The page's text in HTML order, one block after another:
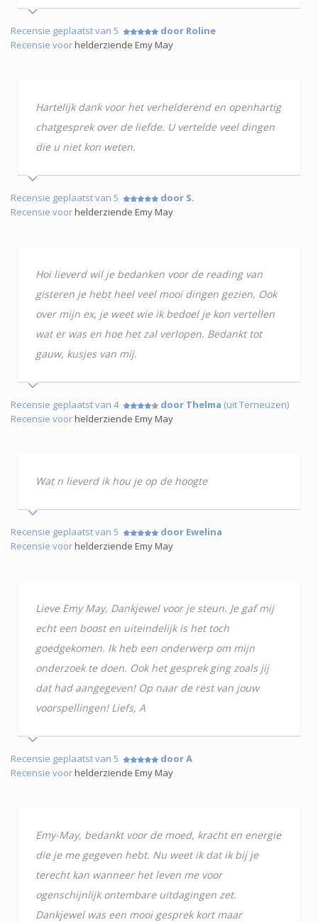
Recensie geplaatst van 5
door Roline
Recensie voorhelderziende Emy May
Hartelijk dank voor het verhelderend en openhartig
chatgesprek over de liefde. U vertelde veel dingen
die u niet kon weten.
Recensie geplaatst van 5
door S.
Recensie voorhelderziende Emy May
Hoi lieverd wil je bedanken voor de reading van
gisteren je hebt heel veel mooi dingen gezien, Ook
over mijn ex, je weet wie ik bedoel je kon vertellen
wat er was en hoe het zal verlopen. Bedankt tot
gauw, kusjes van mij.
Recensie geplaatst van 4 door Thelma (uit Terneuzen)
Recensie voorhelderziende Emy May
Wat n lieverd ik hou je op de hoogte
Recensie geplaatst van 5
door Ewelina
Recensie voorhelderziende Emy May
Lieve Emy May, Dankjewel voor je steun. Je gaf mij
echt een boost en uiteindelijk is het toch
goedgekomen. Ik heb een onderwerp om mijn
onderzoek te doen. Ook het gesprek ging zoals jij
dat had aangegeven! Op naar de rest van jouw
voorspellingen! Liefs, A
Recensie geplaatst van 5
door A
Recensie voorhelderziende Emy May
Emy-May, bedankt voor de moed, kracht en energie
die je me gegeven hebt. Nu weet ik dat ik bij je
terecht kan wanneer het leven me voor
ogenschijnlijk ontembare uitdagingen zet.
Dankjewel was een mooi gesprek kort maar